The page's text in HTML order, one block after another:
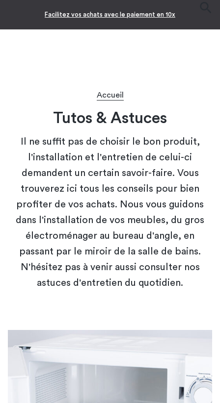
Facilitez vos achats avec le paiement en 10x
Accueil
Tutos & Astuces
Il ne suffit pas de choisir le bon produit,
l'installation et l'entretien de celui-ci
demandent un certain savoir-faire. Vous
trouverez ici tous les conseils pour bien
profiter de vos achats. Nous vous guidons
dans l'installation de vos meubles, du gros
électroménager au bureau d'angle, en
passant par le miroir de la salle de bains.
N'hésitez pas à venir aussi consulter nos
astuces d'entretien du quotidien.